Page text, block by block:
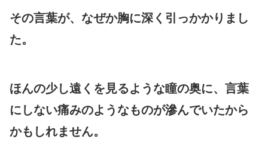
その言葉が、なぜか胸に深く引っかかりまし
た。
ほんの少し遠くを見るような瞳の奥に、言葉
にしない痛みのようなものが滲んでいたから
かもしれません。